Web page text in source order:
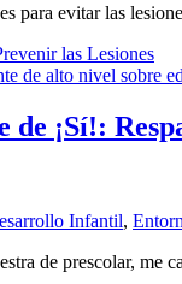
para evitar las
las Lesiones
de ¡Sí!:
Infantil,
de prescolar, me